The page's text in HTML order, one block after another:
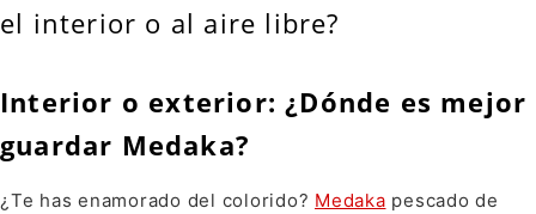
el interior o al aire libre?
Interior o exterior: ¿Dónde es mejor
guardar Medaka?
¿Te has enamorado del colorido? Medaka pescado de